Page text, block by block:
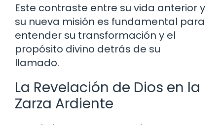
Este contraste entre su vida anterior y
su nueva misión es fundamental para
entender su transformación y el
propósito divino detrás de su
llamado.
La Revelación de Dios en la
Zarza Ardiente